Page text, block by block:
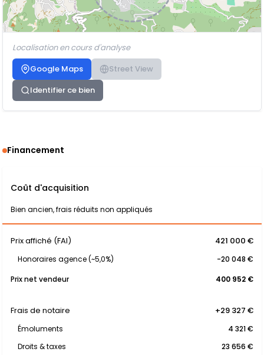
Localisation en cours d'analyse
Google Maps
Street View
Identifier ce bien
Financement
Coût d'acquisition
Bien ancien, frais réduits non appliqués
Prix affiché (FAI) 421 000 €
Honoraires agence (~5,0%)
-20 048 €
Prix net vendeur
400 952 €
Frais de notaire +29 327 €
Émoluments
4 321 €
Droits & taxes
23 656 €